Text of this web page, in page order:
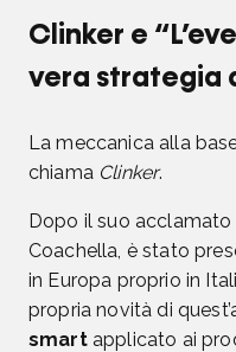
Clinker e
vera strategia
La meccanica alla
chiama Clinker.
Dopo il suo
Coachella, è stato
in Europa proprio in
propria novità di
smartapplicato ai